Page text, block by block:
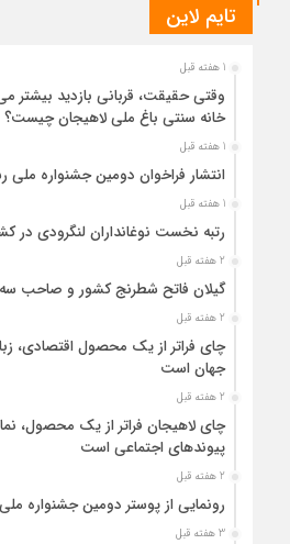
تایم لاین
1 هفته قبل
وقتی حقیقت، قربانی بازدید
خانه سنتی باغ ملی لاهیجان چیست؟
1 هفته قبل
انتشار فراخوان دومین جشنواره ملی
1 هفته قبل
رتبه نخست نوغانداران لنگرودی در
2 هفته قبل
گیلان فاتح شطرنج کشور و صاحب
2 هفته قبل
چای فراتر از یک محصول اقتصادی،
جهان است
2 هفته قبل
چای لاهیجان فراتر از یک محصول،
پیوندهای اجتماعی است
2 هفته قبل
رونمایی از پوستر دومین جشنواره
3 هفته قبل